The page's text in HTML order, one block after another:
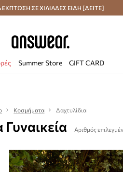
Αποστολή σε 24 ώρες
ΕΚΠΤΩΣΗ ΣΕ ΧΙΛΙΑΔΕΣ ΕΙΔΗ [ΔΕΙΤΕ]
Summer Store GIFT CARD
Κοσμήματα Δαχτυλίδια
Αριθμός